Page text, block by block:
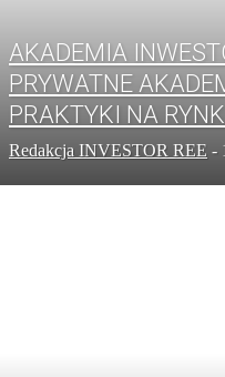
AKADEMIA
PRYWATNE
PRAKTYKI NA
Redakcja INVESTOR REE -